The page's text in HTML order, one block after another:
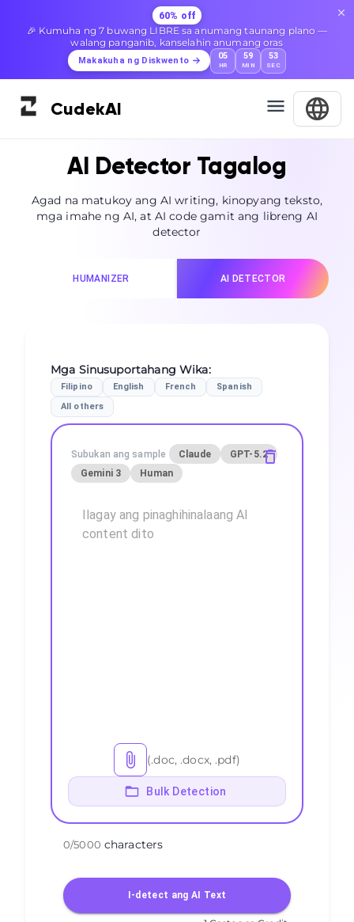
60% off
🎉 Kumuha ng 7 buwang LIBRE sa anumang taunang plano —
walang panganib, kanselahin anumang oras
Makakuha ng Diskwento 05
HR
59
MIN
52
SEC
CudekAI
AI Detector Tagalog
Agad na matukoy ang AI writing, kinopyang teksto,
mga imahe ng AI, at AI code gamit ang libreng AI
detector
HUMANIZER AI DETECTOR
Mga Sinusuportahang Wika:
Filipino English French
Spanish
All others
Subukan ang sample Claude
GPT-5.2
Gemini 3
Human
(.doc, .docx, .pdf)
Bulk Detection
0/5000 characters
I-detect ang AI Text